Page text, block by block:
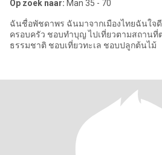
Op zoek naar: Man 35 - 70
ฉันชื่อพัชดาพร ฉันมาจากเมืองไทยฉันใจดี
ครอบครัว ชอบทำบุญ ไปเที่ยวตามสถานที่
ธรรมชาติ ชอบเที่ยวทะเล ชอบปลูกต้นไม้